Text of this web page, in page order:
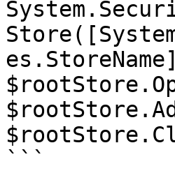
```